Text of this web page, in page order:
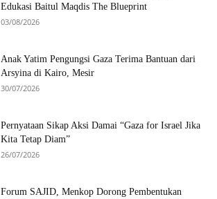
Edukasi Baitul Maqdis The Blueprint
03/08/2026
Anak Yatim Pengungsi Gaza Terima Bantuan dari
Arsyina di Kairo, Mesir
30/07/2026
Pernyataan Sikap Aksi Damai “Gaza for Israel Jika
Kita Tetap Diam”
26/07/2026
Forum SAJID, Menkop Dorong Pembentukan